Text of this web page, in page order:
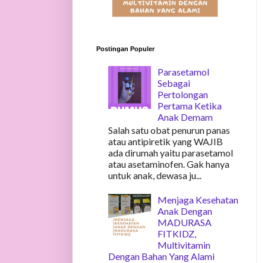
Postingan Populer
Parasetamol
Sebagai
Pertolongan
Pertama Ketika
Anak Demam
Salah satu obat penurun panas
atau antipiretik yang WAJIB
ada dirumah yaitu parasetamol
atau asetaminofen. Gak hanya
untuk anak, dewasa ju...
Menjaga Kesehatan
Anak Dengan
MADURASA
FITKIDZ,
Multivitamin
Dengan Bahan Yang Alami